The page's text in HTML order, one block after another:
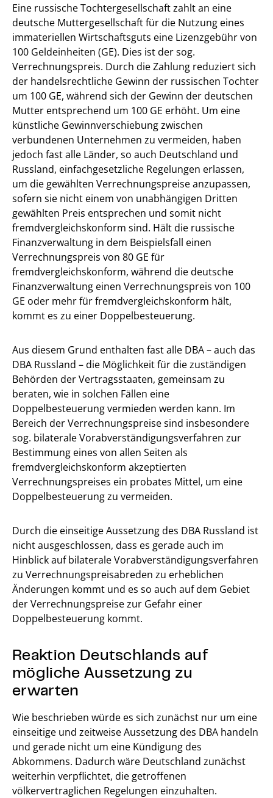
Eine russische Tochtergesellschaft zahlt an eine
deutsche Muttergesellschaft für die Nutzung eines
immateriellen Wirtschaftsguts eine Lizenzgebühr von
100 Geldeinheiten (GE). Dies ist der sog.
Verrechnungspreis. Durch die Zahlung reduziert sich
der handelsrechtliche Gewinn der russischen Tochter
um 100 GE, während sich der Gewinn der deutschen
Mutter entsprechend um 100 GE erhöht. Um eine
künstliche Gewinnverschiebung zwischen
verbundenen Unternehmen zu vermeiden, haben
jedoch fast alle Länder, so auch Deutschland und
Russland, einfachgesetzliche Regelungen erlassen,
um die gewählten Verrechnungspreise anzupassen,
sofern sie nicht einem von unabhängigen Dritten
gewählten Preis entsprechen und somit nicht
fremdvergleichskonform sind. Hält die russische
Finanzverwaltung in dem Beispielsfall einen
Verrechnungspreis von 80 GE für
fremdvergleichskonform, während die deutsche
Finanzverwaltung einen Verrechnungspreis von 100
GE oder mehr für fremdvergleichskonform hält,
kommt es zu einer Doppelbesteuerung.
Aus diesem Grund enthalten fast alle DBA – auch das
DBA Russland – die Möglichkeit für die zuständigen
Behörden der Vertragsstaaten, gemeinsam zu
beraten, wie in solchen Fällen eine
Doppelbesteuerung vermieden werden kann. Im
Bereich der Verrechnungspreise sind insbesondere
sog. bilaterale Vorabverständigungsverfahren zur
Bestimmung eines von allen Seiten als
fremdvergleichskonform akzeptierten
Verrechnungspreises ein probates Mittel, um eine
Doppelbesteuerung zu vermeiden.
Durch die einseitige Aussetzung des DBA Russland ist
nicht ausgeschlossen, dass es gerade auch im
Hinblick auf bilaterale Vorabverständigungsverfahren
zu Verrechnungspreisabreden zu erheblichen
Änderungen kommt und es so auch auf dem Gebiet
der Verrechnungspreise zur Gefahr einer
Doppelbesteuerung kommt.
Reaktion Deutschlands auf
mögliche Aussetzung zu
erwarten
Wie beschrieben würde es sich zunächst nur um eine
einseitige und zeitweise Aussetzung des DBA handeln
und gerade nicht um eine Kündigung des
Abkommens. Dadurch wäre Deutschland zunächst
weiterhin verpflichtet, die getroffenen
völkervertraglichen Regelungen einzuhalten.